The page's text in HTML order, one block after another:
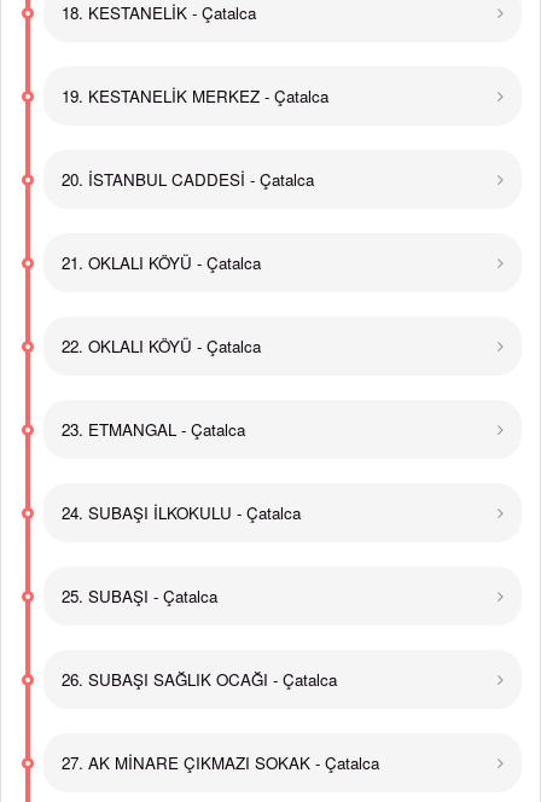
18. KESTANELİK - Çatalca
19. KESTANELİK MERKEZ - Çatalca
20. İSTANBUL CADDESİ - Çatalca
21. OKLALI KÖYÜ - Çatalca
22. OKLALI KÖYÜ - Çatalca
23. ETMANGAL - Çatalca
24. SUBAŞI İLKOKULU - Çatalca
25. SUBAŞI - Çatalca
26. SUBAŞI SAĞLIK OCAĞI - Çatalca
27. AK MİNARE ÇIKMAZI SOKAK - Çatalca